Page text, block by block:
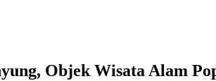
Objek Wisata Alam